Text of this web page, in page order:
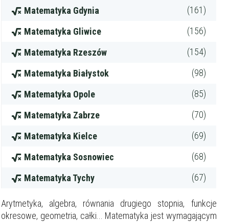
Matematyka Gdynia (161)
Matematyka Gliwice (156)
Matematyka Rzeszów (154)
Matematyka Białystok (98)
Matematyka Opole (85)
Matematyka Zabrze (70)
Matematyka Kielce (69)
Matematyka Sosnowiec (68)
Matematyka Tychy (67)
Arytmetyka, algebra, równania drugiego stopnia, funkcje
okresowe, geometria, całki... Matematyka jest wymagającym